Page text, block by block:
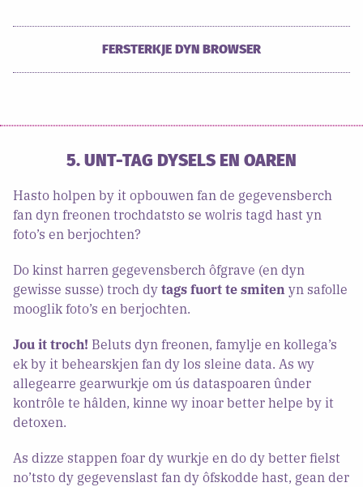
FERSTERKJE DYN BROWSER
5. UNT-TAG DYSELS EN OAREN
Hasto holpen by it opbouwen fan de gegevensberch
fan dyn freonen trochdatsto se wolris tagd hast yn
foto’s en berjochten?
Do kinst harren gegevensberch ôfgrave (en dyn
gewisse susse) troch dy tags fuort te smiten yn safolle
mooglik foto’s en berjochten.
Jou it troch! Beluts dyn freonen, famylje en kollega’s
ek by it behearskjen fan dy los sleine data. As wy
allegearre gearwurkje om ús dataspoaren ûnder
kontrôle te hâlden, kinne wy inoar better helpe by it
detoxen.
As dizze stappen foar dy wurkje en do dy better fielst
no’tsto dy gegevenslast fan dy ôfskodde hast, gean der